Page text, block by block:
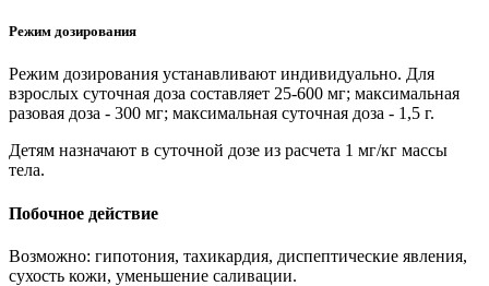
Режим дозирования
Режим дозирования устанавливают индивидуально. Для
взрослых суточная доза составляет 25-600 мг; максимальная
разовая доза - 300 мг; максимальная суточная доза - 1,5 г.
Детям назначают в суточной дозе из расчета 1 мг/кг массы
тела.
Побочное действие
Возможно: гипотония, тахикардия, диспептические явления,
сухость кожи, уменьшение саливации.